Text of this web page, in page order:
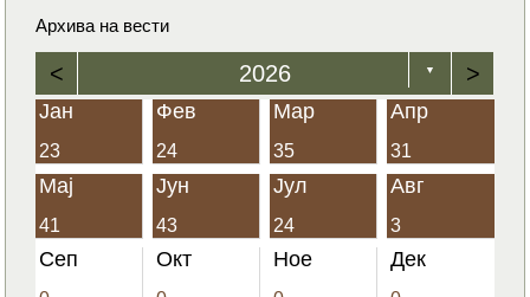
Архива на вести
< 2026 ▼ >
Јан
23
Фев
24
Мар
35
Апр
31
Мај
41
Јун
43
Јул
24
Авг
3
Сеп Окт Ное Дек